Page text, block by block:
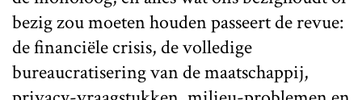
bezig zou moeten houden passeert de revue:
de financiële crisis, de volledige
bureaucratisering van de maatschappij,